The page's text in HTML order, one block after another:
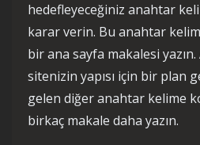
hedefleyeceğiniz anahtar
karar verin. Bu anahtar
bir ana sayfa makalesi yazın.
sitenizin yapısı için bir plan
gelen diğer anahtar kelime
birkaç makale daha yazın.